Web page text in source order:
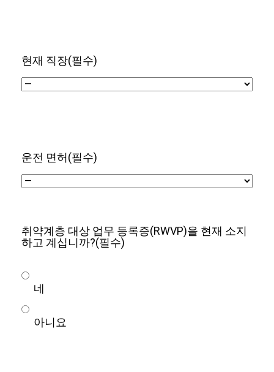
현재 직장(필수)
운전 면허(필수)
취약계층 대상 업무 등록증(RWVP)을 현재 소지
하고 계십니까?(필수)
네
아니요